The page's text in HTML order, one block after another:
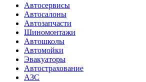
Автосервисы
Автосалоны
Автозапчасти
Шиномонтажи
Автошколы
Автомойки
Эвакуаторы
Автострахование
АЗС